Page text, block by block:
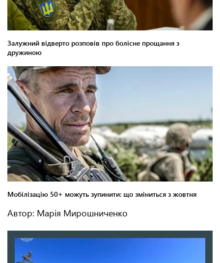
Автор: Марія Мирошниченко